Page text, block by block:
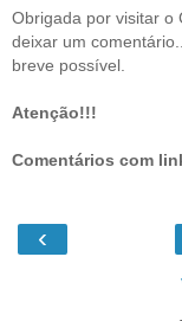
Obrigada por visitar o
deixar um
breve possível.
Atenção!!!
Comentários com
‹